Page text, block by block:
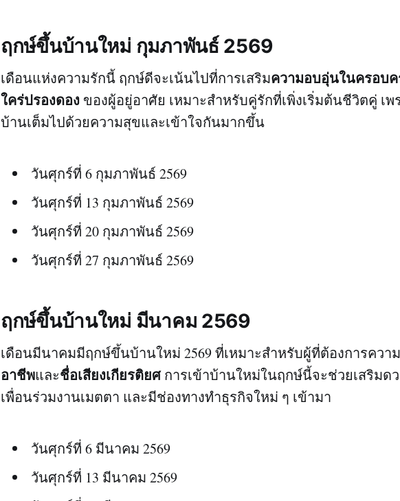
ฤกษ์ขึ้นบ้านใหม่ กุมภาพันธ์ 2569
เดือนแห่งความรักนี้ ฤกษ์ดีจะเน้นไปที่การเสริมความอบอุ่นในครอบ
ใคร่ปรองดอง ของผู้อยู่อาศัย เหมาะสำหรับคู่รักที่เพิ่งเริ่มต้นชีวิตคู่ เพ
บ้านเต็มไปด้วยความสุขและเข้าใจกันมากขึ้น
วันศุกร์ที่ 6 กุมภาพันธ์ 2569
วันศุกร์ที่ 13 กุมภาพันธ์ 2569
วันศุกร์ที่ 20 กุมภาพันธ์ 2569
วันศุกร์ที่ 27 กุมภาพันธ์ 2569
ฤกษ์ขึ้นบ้านใหม่ มีนาคม 2569
เดือนมีนาคมมีฤกษ์ขึ้นบ้านใหม่ 2569 ที่เหมาะสำหรับผู้ที่ต้องการความ
อาชีพและชื่อเสียงเกียรติยศการเข้าบ้านใหม่ในฤกษ์นี้จะช่วยเสริมดว
เพื่อนร่วมงานเมตตา และมีช่องทางทำธุรกิจใหม่ ๆ เข้ามา
วันศุกร์ที่ 6 มีนาคม 2569
วันศุกร์ที่ 13 มีนาคม 2569